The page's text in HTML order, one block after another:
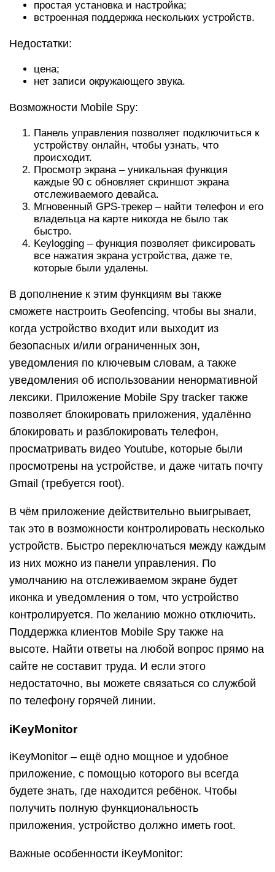
простая установка и настройка;
встроенная поддержка нескольких устройств.
Недостатки:
цена;
нет записи окружающего звука.
Возможности Mobile Spy:
Панель управления позволяет подключиться к
устройству онлайн, чтобы узнать, что
происходит.
Просмотр экрана – уникальная функция
каждые 90 с обновляет скриншот экрана
отслеживаемого девайса.
Мгновенный GPS-трекер – найти телефон и его
владельца на карте никогда не было так
быстро.
Keylogging – функция позволяет фиксировать
все нажатия экрана устройства, даже те,
которые были удалены.
В дополнение к этим функциям вы также
сможете настроить Geofencing, чтобы вы знали,
когда устройство входит или выходит из
безопасных и/или ограниченных зон,
уведомления по ключевым словам, а также
уведомления об использовании ненормативной
лексики. Приложение Mobile Spy tracker также
позволяет блокировать приложения, удалённо
блокировать и разблокировать телефон,
просматривать видео Youtube, которые были
просмотрены на устройстве, и даже читать почту
Gmail (требуется root).
В чём приложение действительно выигрывает,
так это в возможности контролировать несколько
устройств. Быстро переключаться между каждым
из них можно из панели управления. По
умолчанию на отслеживаемом экране будет
иконка и уведомления о том, что устройство
контролируется. По желанию можно отключить.
Поддержка клиентов Mobile Spy также на
высоте. Найти ответы на любой вопрос прямо на
сайте не составит труда. И если этого
недостаточно, вы можете связаться со службой
по телефону горячей линии.
iKeyMonitor
iKeyMonitor – ещё одно мощное и удобное
приложение, с помощью которого вы всегда
будете знать, где находится ребёнок. Чтобы
получить полную функциональность
приложения, устройство должно иметь root.
Важные особенности iKeyMonitor: